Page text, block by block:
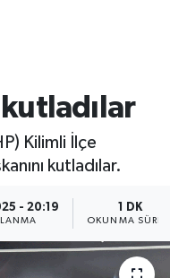
kutladılar
Kilimli İlçe
kutladılar.
- 20:19 1 DK
OKUNMA